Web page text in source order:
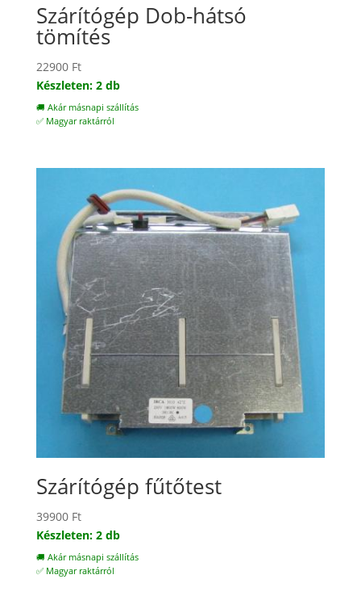
Szárítógép Dob-hátsó
tömítés
22900 Ft
Készleten: 2 db
🚚 Akár másnapi szállítás
✅ Magyar raktárról
Szárítógép fűtőtest
39900 Ft
Készleten: 2 db
🚚 Akár másnapi szállítás
✅ Magyar raktárról